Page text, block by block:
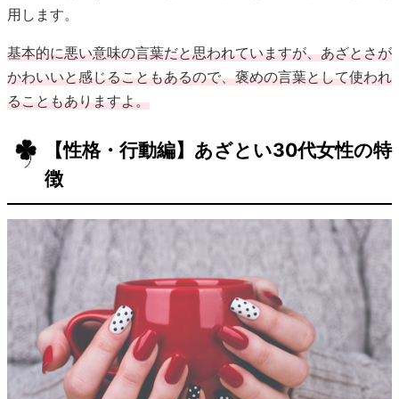
用します。
基本的に悪い意味の言葉だと思われていますが、あざとさが
かわいいと感じることもあるので、褒めの言葉として使われ
ることもありますよ。
【性格・行動編】あざとい30代女性の特
徴